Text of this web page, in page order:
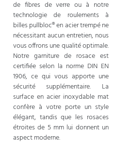
de fibres de verre ou à notre
technologie de roulements à
billes pullbloc® en acier trempé ne
nécessitant aucun entretien, nous
vous offrons une qualité optimale.
Notre garniture de rosace est
certifiée selon la norme DIN EN
1906, ce qui vous apporte une
sécurité supplémentaire. La
surface en acier inoxydable mat
confère à votre porte un style
élégant, tandis que les rosaces
étroites de 5 mm lui donnent un
aspect moderne.